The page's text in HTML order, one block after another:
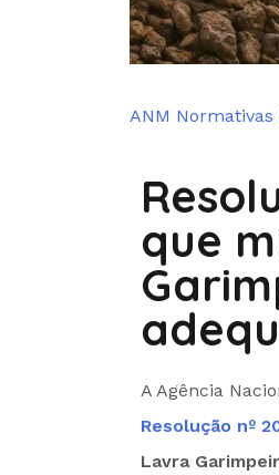
ANM Normativas
Administrador
que
A Agência
Resolução nº
Lavra